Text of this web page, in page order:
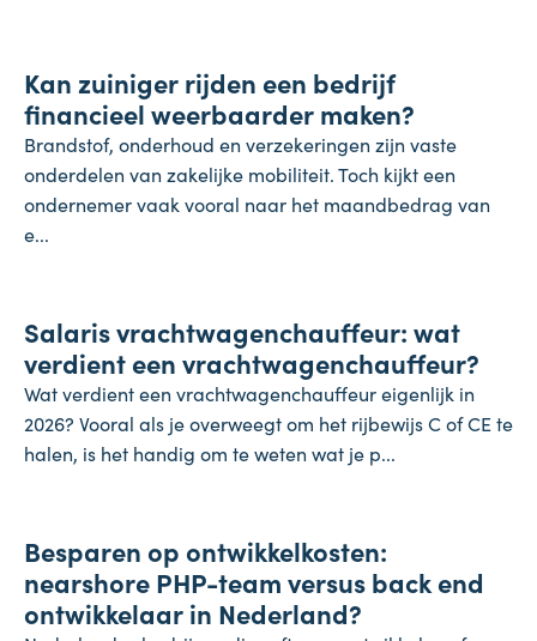
28 juli 2026
Kan zuiniger rijden een bedrijf
financieel weerbaarder maken?
Brandstof, onderhoud en verzekeringen zijn vaste
onderdelen van zakelijke mobiliteit. Toch kijkt een
ondernemer vaak vooral naar het maandbedrag van
e...
27 juli 2026
Salaris vrachtwagenchauffeur: wat
verdient een vrachtwagenchauffeur?
Wat verdient een vrachtwagenchauffeur eigenlijk in
2026? Vooral als je overweegt om het rijbewijs C of CE te
halen, is het handig om te weten wat je p...
24 juli 2026
Besparen op ontwikkelkosten:
nearshore PHP-team versus back end
ontwikkelaar in Nederland?